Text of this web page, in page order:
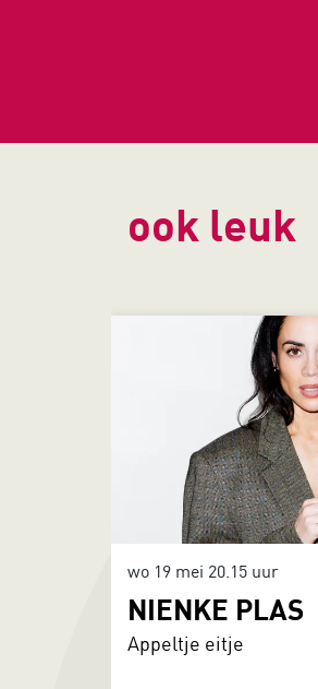
ook leuk
NIENKE PLAS
Appeltje eitje
wo 19 mei 20.15 uur